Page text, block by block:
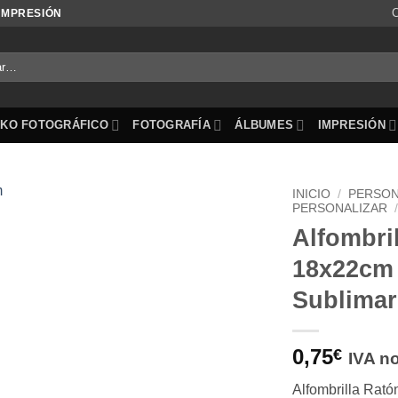
FOTOGRÁFICO FOTOGRAFÍA ÁLBUMES IMPRESIÓN
INICIO /
PERSONALIZAR /
Sublimar
0,75€ IVA
Alfombrilla